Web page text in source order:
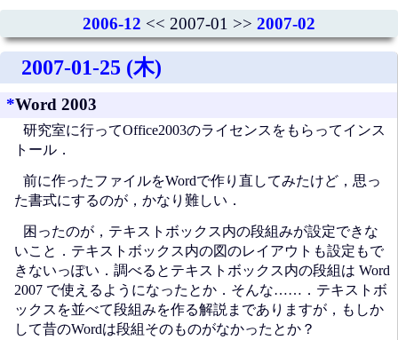
2006-12 << 2007-01 >> 2007-02
2007-01-25 (木)
*Word 2003
研究室に行ってOffice2003のライセンスをもらってインス
トール．
前に作ったファイルをWordで作り直してみたけど，思っ
た書式にするのが，かなり難しい．
困ったのが，テキストボックス内の段組みが設定できな
いこと．テキストボックス内の図のレイアウトも設定もで
きないっぽい．調べるとテキストボックス内の段組は Word
2007 で使えるようになったとか．そんな……．テキストボ
ックスを並べて段組みを作る解説までありますが，もしか
して昔のWordは段組そのものがなかったとか？